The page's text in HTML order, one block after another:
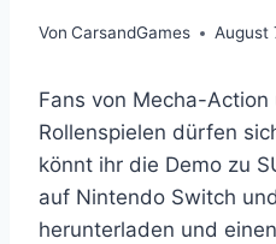
Von CarsandGames August
Fans von Mecha-
Rollenspielen dürfen
könnt ihr die Demo zu
auf Nintendo Switch
herunterladen und